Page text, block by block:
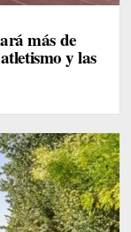
más de
y las